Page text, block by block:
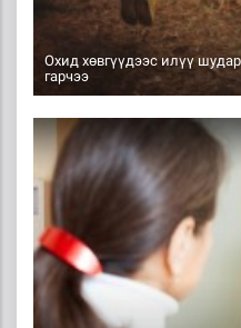
Охид хөвгүүдээс илүү
гарчээ